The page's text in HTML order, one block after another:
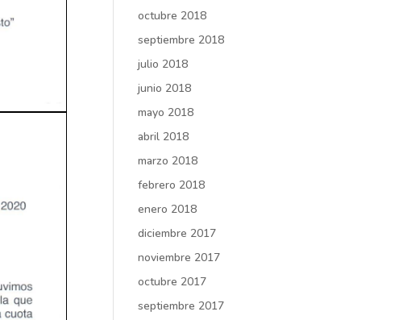
octubre 2018
septiembre 2018
julio 2018
junio 2018
mayo 2018
abril 2018
marzo 2018
febrero 2018
enero 2018
diciembre 2017
noviembre 2017
octubre 2017
septiembre 2017